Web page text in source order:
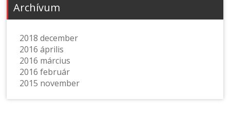
Archívum
2018 december
2016 április
2016 március
2016 február
2015 november